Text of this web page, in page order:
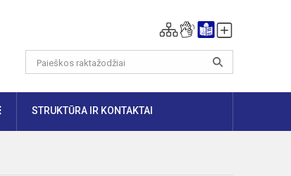
DAUGIAUSTRUKTŪRA IR KONTAKTAI